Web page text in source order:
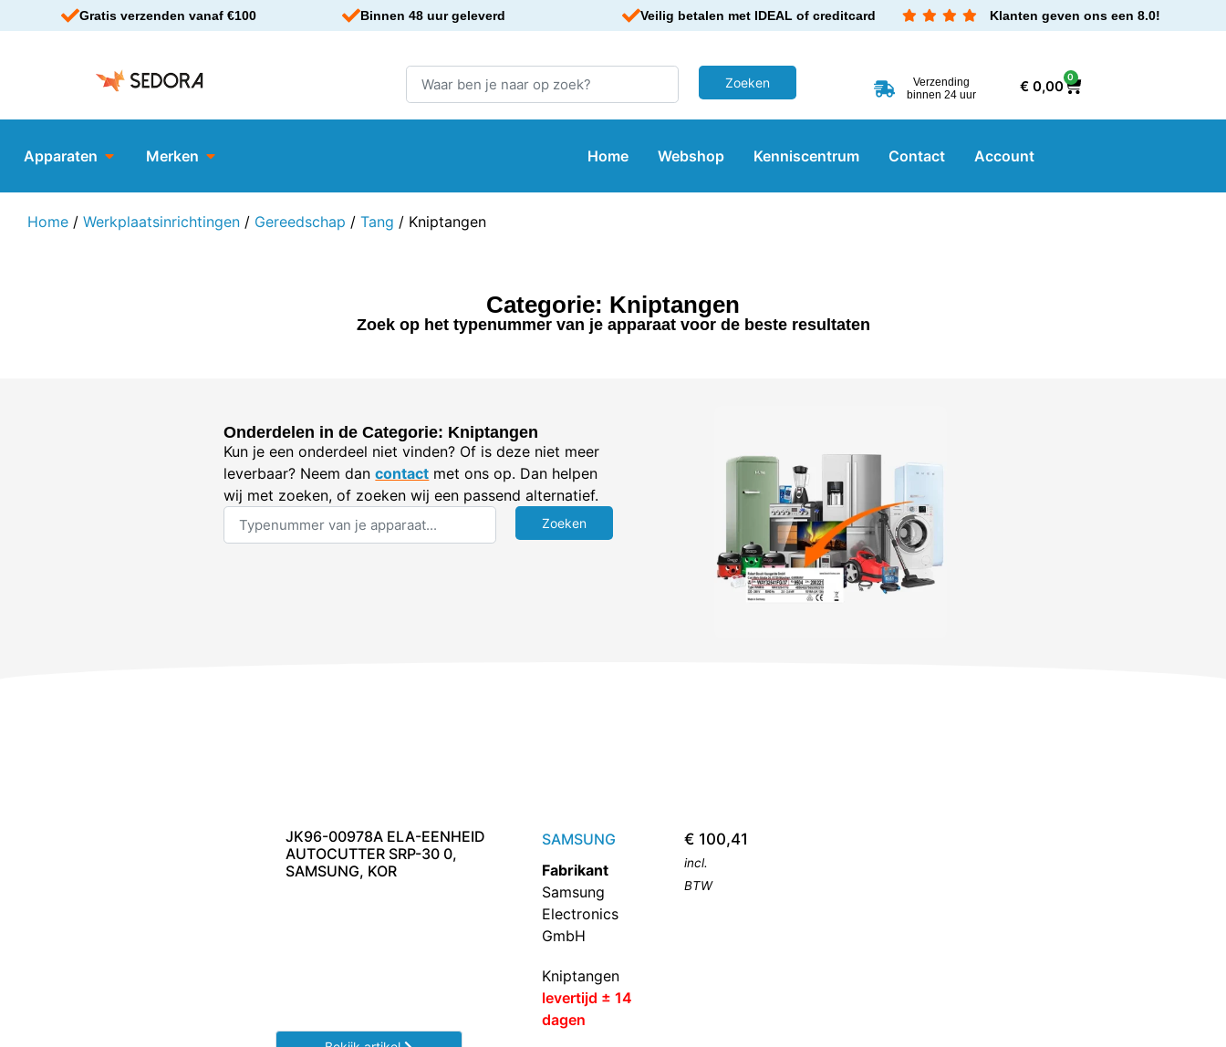
Gratis verzenden vanaf €100 Binnen 48 uur geleverd Veilig betalen met IDEAL of creditcard Klanten geven ons een 8.0!
Verzending
binnen 24 uur
€0,00
0
Apparaten Merken Home Webshop Kenniscentrum Contact Account
Home / Werkplaatsinrichtingen / Gereedschap / Tang / Kniptangen
Categorie: Kniptangen
Zoek op het typenummer van je apparaat voor de beste resultaten
Onderdelen in de Categorie: Kniptangen
Kun je een onderdeel niet vinden? Of is deze niet meer
leverbaar? Neem dancontact met ons op. Dan helpen
wij met zoeken, of zoeken wij een passend alternatief.
JK96-00978A ELA-EENHEID
AUTOCUTTER SRP-30 0,
SAMSUNG, KOR
SAMSUNG
Fabrikant
Samsung
Electronics
GmbH
Kniptangen
levertijd ± 14
dagen
€ 100,41
incl.
BTW